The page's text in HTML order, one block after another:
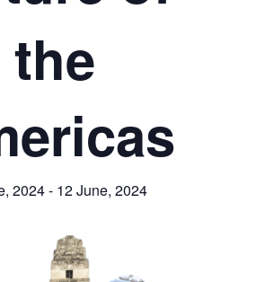
the
2024- 12 June, 2024